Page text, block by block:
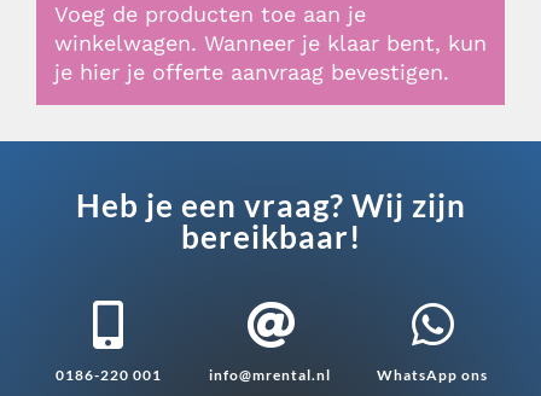
Voeg de producten toe aan je
winkelwagen. Wanneer je klaar bent, kun
je hier je offerte aanvraag bevestigen.
Heb je een vraag? Wij zijn
bereikbaar!

0186-220 001

info@mrental.nl

WhatsApp ons